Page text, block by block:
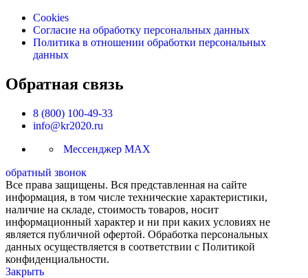
Cookies
Согласие на обработку персональных данных
Политика в отношении обработки персональных
данных
Обратная связь
8 (800) 100-49-33
info@kr2020.ru
Мессенджер MAX
обратный звонок
Все права защищены. Вся представленная на сайте
информация, в том числе технические характеристики,
наличие на складе, стоимость товаров, носит
информационный характер и ни при каких условиях не
является публичной офертой. Обработка персональных
данных осуществляется в соответствии с Политикой
конфиденциальности.
Закрыть